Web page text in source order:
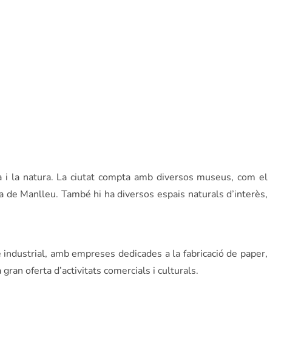
la natura. La ciutat compta amb diversos museus, com el
Manlleu. També hi ha diversos espais naturals d’interès,
amb empreses dedicades a la fabricació de paper,
oferta d’activitats comercials i culturals.